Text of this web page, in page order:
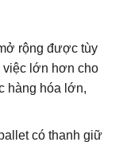
rộng được tùy
việc lớn hơn cho
hàng hóa lớn,
có thanh giữ